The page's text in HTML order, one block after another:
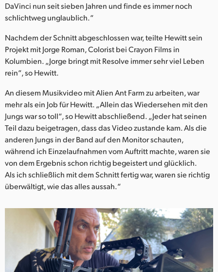
DaVinci nun seit sieben Jahren und finde es immer noch
schlichtweg unglaublich.“
Nachdem der Schnitt abgeschlossen war, teilte Hewitt sein
Projekt mit Jorge Roman, Colorist bei Crayon Films in
Kolumbien. „Jorge bringt mit Resolve immer sehr viel Leben
rein“, so Hewitt.
An diesem Musikvideo mit Alien Ant Farm zu arbeiten, war
mehr als ein Job für Hewitt. „Allein das Wiedersehen mit den
Jungs war so toll“, so Hewitt abschließend. „Jeder hat seinen
Teil dazu beigetragen, dass das Video zustande kam. Als die
anderen Jungs in der Band auf den Monitor schauten,
während ich Einzelaufnahmen vom Auftritt machte, waren sie
von dem Ergebnis schon richtig begeistert und glücklich.
Als ich schließlich mit dem Schnitt fertig war, waren sie richtig
überwältigt, wie das alles aussah.“